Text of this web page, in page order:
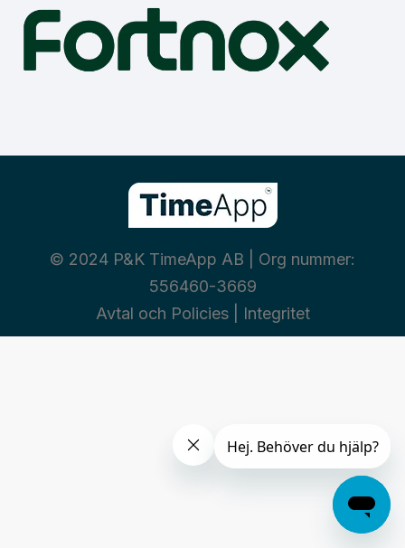
© 2024 P&K TimeApp AB | Org nummer:
556460-3669
Avtal och Policies| Integritet